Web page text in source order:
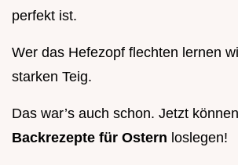
perfekt ist.
Wer das Hefezopf flechten lernen
starken Teig.
Das war’s auch schon. Jetzt
Backrezepte für Ostern loslegen!